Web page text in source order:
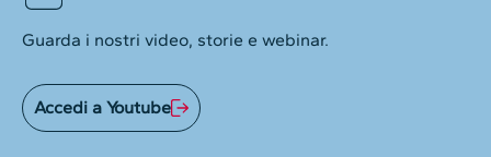
Guarda i nostri video, storie e webinar.
Accedi a Youtube